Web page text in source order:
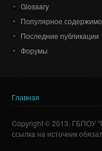
Glossary
Популярное
Последние публикации
Форумы
Вы здесь
Главная
Copyright © 2013. ГБПОУ
ссылка на источник